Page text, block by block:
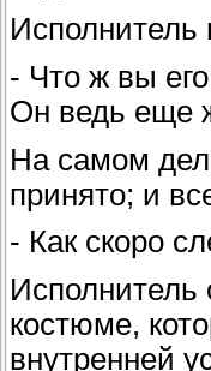
Исполнитель
- Что ж вы
Он ведь еще
На самом
принято; и
- Как скоро
Исполнитель
костюме,
внутренней